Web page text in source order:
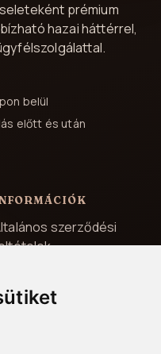
prémium
hazai háttérrel,
belül
előtt és után
szerződési
és fizetés